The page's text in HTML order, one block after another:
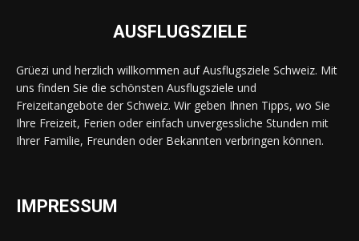
AUSFLUGSZIELE
Grüezi und herzlich willkommen auf Ausflugsziele Schweiz. Mit
uns finden Sie die schönsten Ausflugsziele und
Freizeitangebote der Schweiz. Wir geben Ihnen Tipps, wo Sie
Ihre Freizeit, Ferien oder einfach unvergessliche Stunden mit
Ihrer Familie, Freunden oder Bekannten verbringen können.
IMPRESSUM